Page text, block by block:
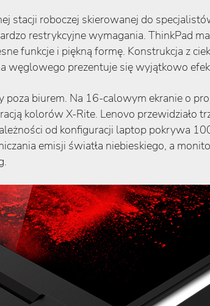
stacji roboczej skierowanej do
restrykcyjne wymagania. ThinkPad
funkcje i piękną formę. Konstrukcja z
węglowego prezentuje się wyjątkowo
biurem. Na 16-calowym ekranie o
kolorów X-Rite. Lenovo
od konfiguracji laptop pokrywa
emisji światła niebieskiego, a